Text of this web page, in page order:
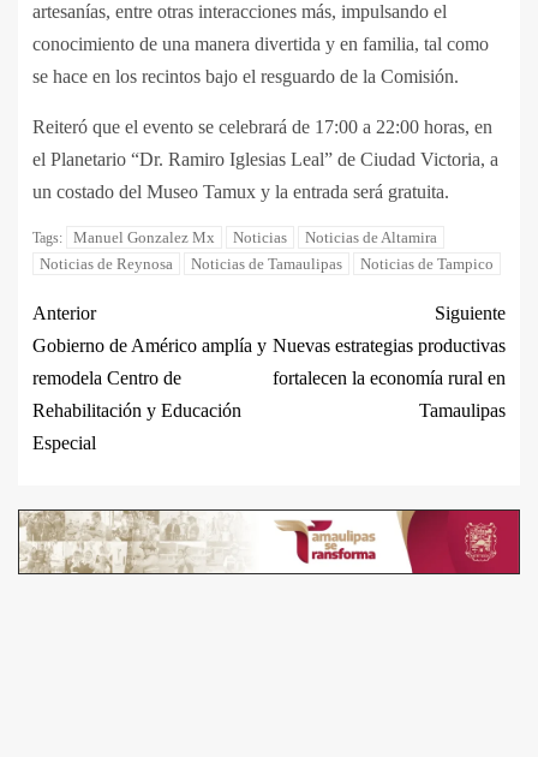
artesanías, entre otras interacciones más, impulsando el
conocimiento de una manera divertida y en familia, tal como
se hace en los recintos bajo el resguardo de la Comisión.
Reiteró que el evento se celebrará de 17:00 a 22:00 horas, en
el Planetario “Dr. Ramiro Iglesias Leal” de Ciudad Victoria, a
un costado del Museo Tamux y la entrada será gratuita.
Tags: Manuel Gonzalez Mx Noticias
Noticias de Altamira
Noticias de Reynosa
Noticias de Tamaulipas Noticias de Tampico
Anterior
Gobierno de Américo amplía y
remodela Centro de
Rehabilitación y Educación
Especial
Siguiente
Nuevas estrategias productivas
fortalecen la economía rural en
Tamaulipas